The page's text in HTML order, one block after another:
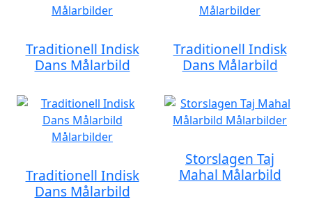
Traditionell Indisk
Dans Målarbild
Traditionell Indisk
Dans Målarbild
Traditionell Indisk
Dans Målarbild
Storslagen Taj
Mahal Målarbild